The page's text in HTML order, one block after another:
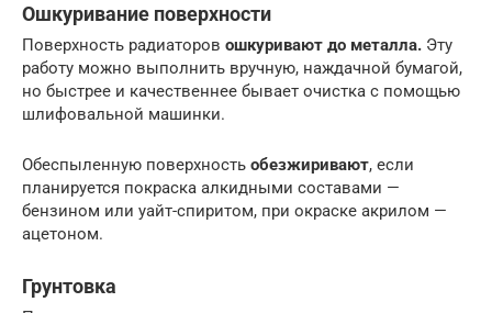
Ошкуривание поверхности
Поверхность радиаторов ошкуривают до металла. Эту
работу можно выполнить вручную, наждачной бумагой,
но быстрее и качественнее бывает очистка с помощью
шлифовальной машинки.
Обеспыленную поверхность обезжиривают, если
планируется покраска алкидными составами —
бензином или уайт-спиритом, при окраске акрилом —
ацетоном.
Грунтовка